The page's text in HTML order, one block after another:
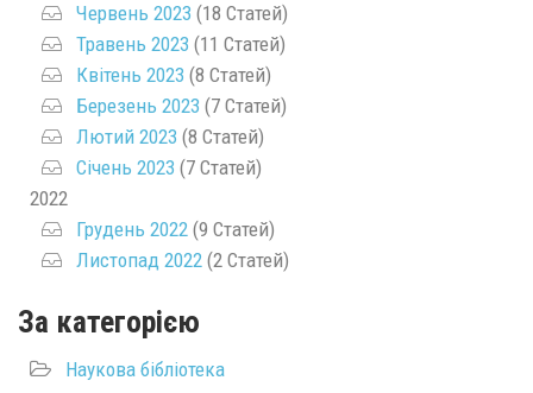
Червень 2023 (18 Статей)
Травень 2023 (11 Статей)
Квітень 2023 (8 Статей)
Березень 2023 (7 Статей)
Лютий 2023 (8 Статей)
Січень 2023 (7 Статей)
2022
Грудень 2022 (9 Статей)
Листопад 2022 (2 Статей)
За категорією
Наукова бібліотека